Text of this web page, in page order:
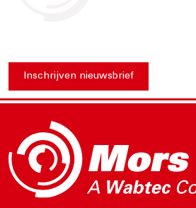
Inschrijven nieuwsbrief